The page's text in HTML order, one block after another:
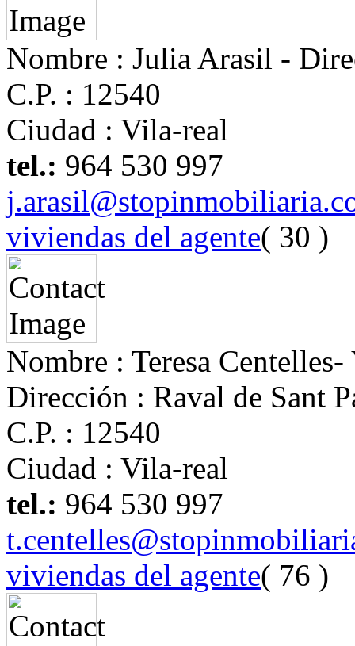
Nombre : Julia Arasil -
C.P. : 12540
Ciudad : Vila-real
tel.: 964 530 997
viviendas del agente( 30 )
Nombre : Teresa Centelles-
Dirección : Raval de Sant
C.P. : 12540
Ciudad : Vila-real
tel.: 964 530 997
viviendas del agente( 76 )